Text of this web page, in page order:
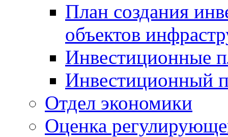
План создания
объектов
Инвестиционные
Инвестиционный
Отдел экономики
Оценка